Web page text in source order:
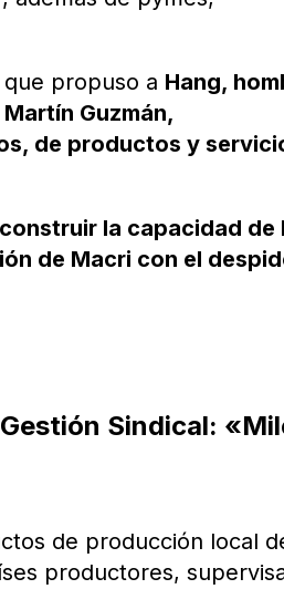
propuso a Hang,
Guzmán,
de productos y
la capacidad de
de Macri con el
Sindical:
de producción local
productores,